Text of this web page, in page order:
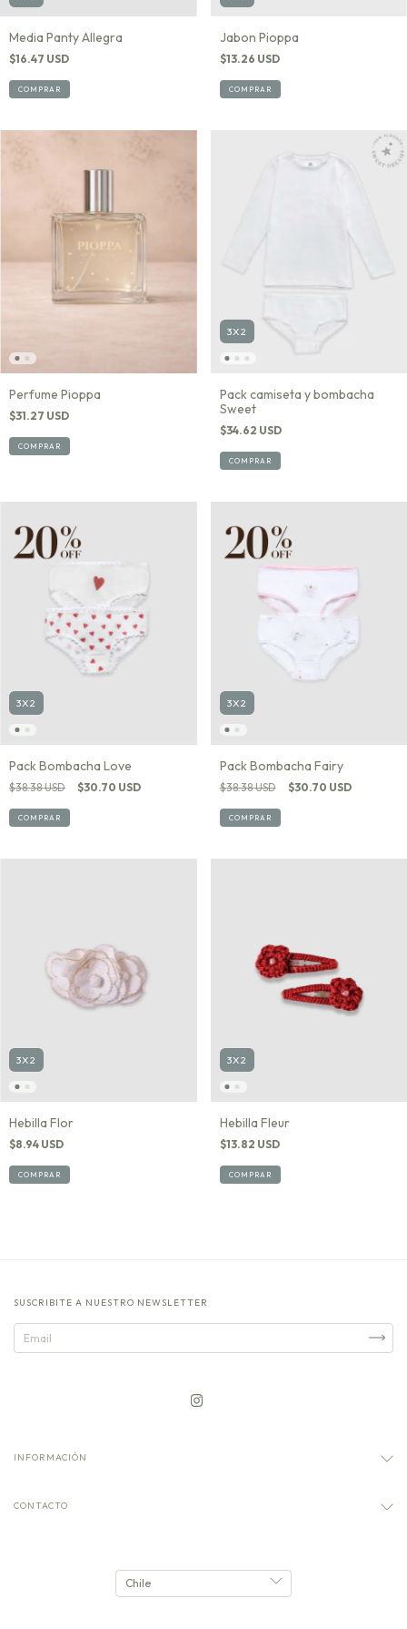
Media Panty Allegra
$16.47 USD
COMPRAR
Jabon Pioppa
$13.26 USD
COMPRAR
Perfume Pioppa
$31.27 USD
COMPRAR
3X2
Pack camiseta y bombacha
Sweet
$34.62 USD
COMPRAR
3X2
Pack Bombacha Love
$38.38 USD $30.70 USD
COMPRAR
3X2
Pack Bombacha Fairy
$38.38 USD $30.70 USD
COMPRAR
3X2
Hebilla Flor
$8.94 USD
COMPRAR
3X2
Hebilla Fleur
$13.82 USD
COMPRAR
SUSCRIBITE A NUESTRO NEWSLETTER
INFORMACIÓN
CONTACTO